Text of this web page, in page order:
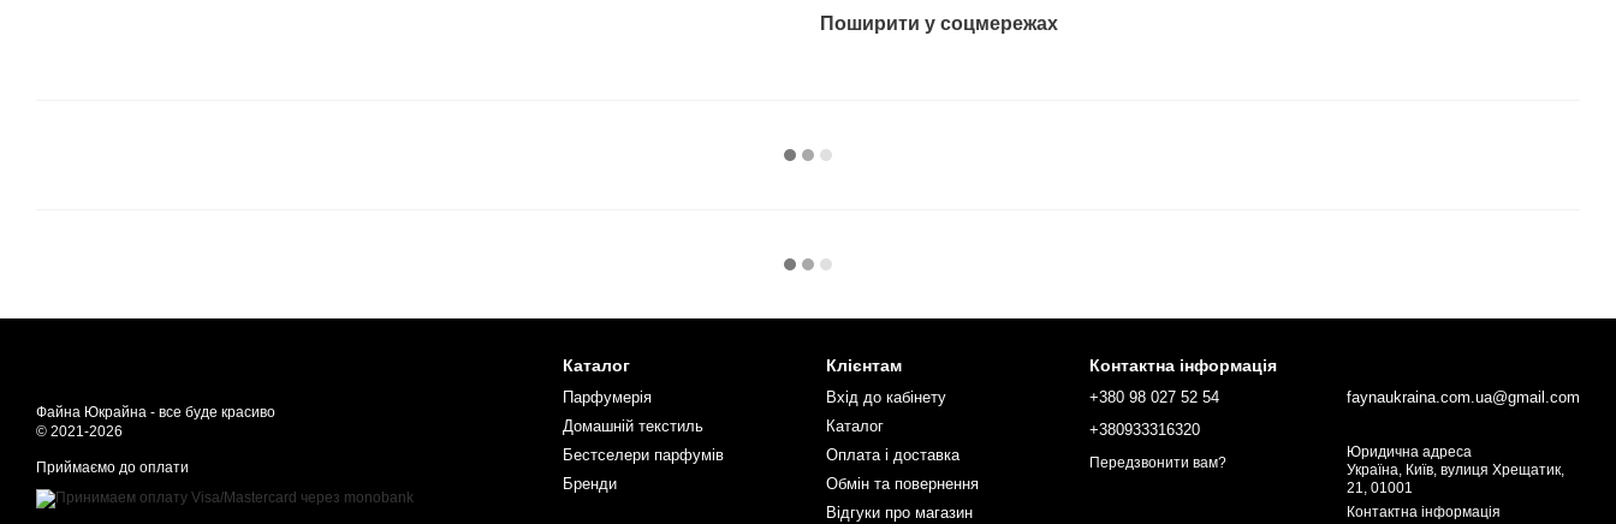
Поширити у соцмережах
Файна Юкрайна - все буде красиво
© 2021-2026
Приймаємо до оплати
Каталог
Парфумерія
Домашній текстиль
Бестселери парфумів
Бренди
Клієнтам
Вхід до кабінету
Каталог
Оплата і доставка
Обмін та повернення
Відгуки про магазин
Контактна інформація
+380 98 027 52 54
+380933316320
Передзвонити вам?
faynaukraina.com.ua@gmail.com
Юридична адреса
Україна, Київ, вулиця Хрещатик,
21, 01001
Контактна інформація